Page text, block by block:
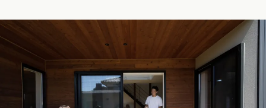
福岡県 宮崎県
鹿児島県
沖縄県